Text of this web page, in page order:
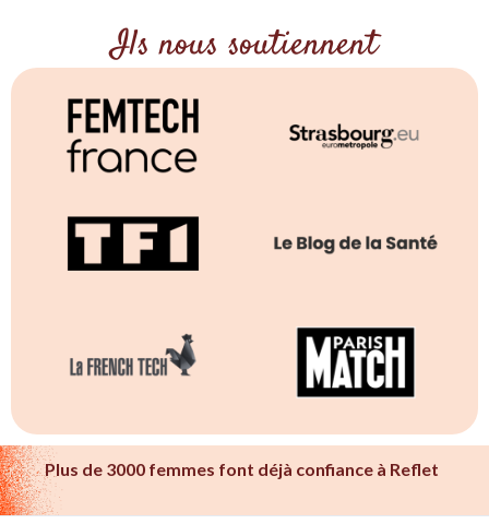
Ils nous soutiennent
Plus de 3000 femmes font déjà confiance à Reflet